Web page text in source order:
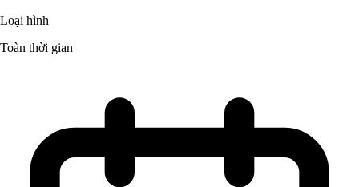
Loại hình
Toàn thời gian